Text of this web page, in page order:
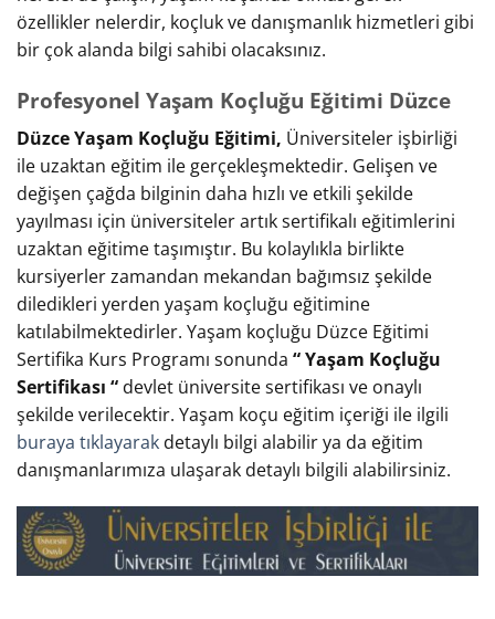
özellikler nelerdir, koçluk ve danışmanlık hizmetleri gibi
bir çok alanda bilgi sahibi olacaksınız.
Profesyonel Yaşam Koçluğu Eğitimi Düzce
Düzce Yaşam Koçluğu Eğitimi, Üniversiteler işbirliği
ile uzaktan eğitim ile gerçekleşmektedir. Gelişen ve
değişen çağda bilginin daha hızlı ve etkili şekilde
yayılması için üniversiteler artık sertifikalı eğitimlerini
uzaktan eğitime taşımıştır. Bu kolaylıkla birlikte
kursiyerler zamandan mekandan bağımsız şekilde
diledikleri yerden yaşam koçluğu eğitimine
katılabilmektedirler. Yaşam koçluğu Düzce Eğitimi
Sertifika Kurs Programı sonunda “ Yaşam Koçluğu
Sertifikası “ devlet üniversite sertifikası ve onaylı
şekilde verilecektir. Yaşam koçu eğitim içeriği ile ilgili
buraya tıklayarak detaylı bilgi alabilir ya da eğitim
danışmanlarımıza ulaşarak detaylı bilgili alabilirsiniz.